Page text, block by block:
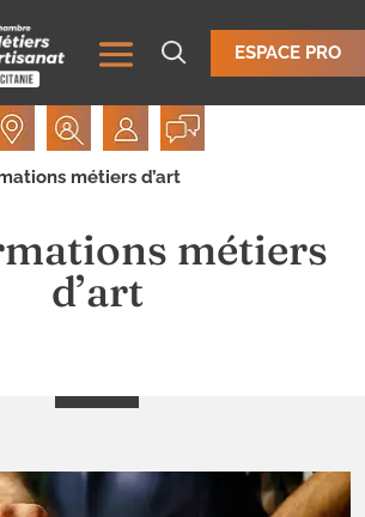
ESPACE PRO
métiers d’art
métiers
d’art